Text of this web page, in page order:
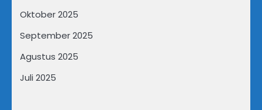
Oktober 2025
September 2025
Agustus 2025
Juli 2025